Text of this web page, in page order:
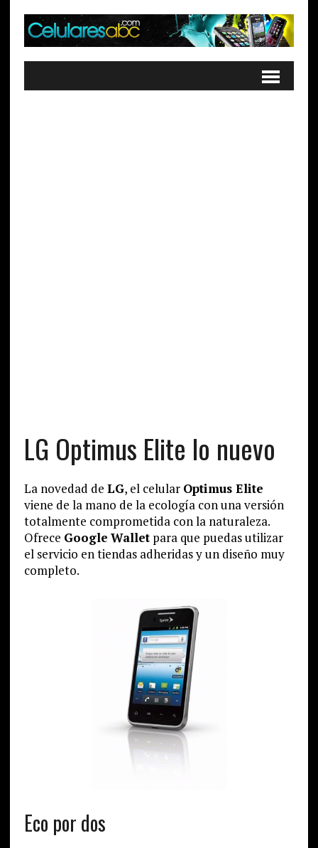
LG Optimus Elite lo nuevo
La novedad de LG, el celular Optimus Elite
viene de la mano de la ecología con una versión
totalmente comprometida con la naturaleza.
Ofrece Google Walletpara que puedas utilizar
el servicio en tiendas adheridas y un diseño muy
completo.
Eco por dos